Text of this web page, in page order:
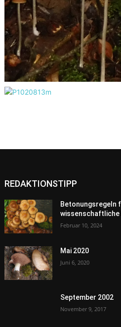
REDAKTIONSTIPP
Betonungsregeln
wissenschaftliche
Februar 10, 2024
Mai 2020
Juni 6, 2020
September 2002
November 9, 2017